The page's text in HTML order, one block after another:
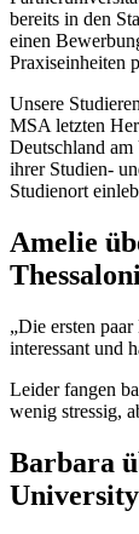
bereits in den
einen
Praxiseinheiten
Unsere
MSA letzten
Deutschland
ihrer Studien-
Studienort
Amelie
„Die ersten
interessant und
Leider fangen
wenig stressig,
Barbara
University